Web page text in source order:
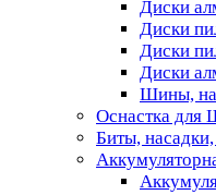
Диски
Диски
Диски
Диски
Шины,
Оснастка
Биты,